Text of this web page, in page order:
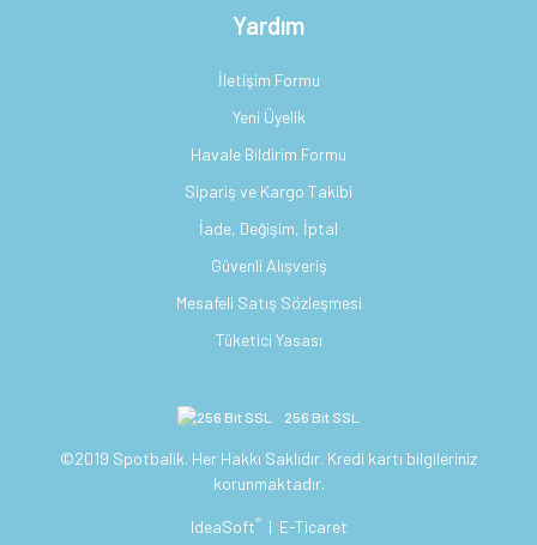
Yardım
İletişim Formu
Yeni Üyelik
Havale Bildirim Formu
Sipariş ve Kargo Takibi
İade, Değişim, İptal
Güvenli Alışveriş
Mesafeli Satış Sözleşmesi
Tüketici Yasası
256 Bit SSL
©2019 Spotbalik. Her Hakkı Saklıdır. Kredi kartı bilgileriniz
korunmaktadır.
IdeaSoft® | E-Ticaret